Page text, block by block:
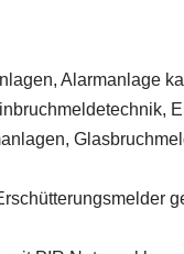
Alarmanlage